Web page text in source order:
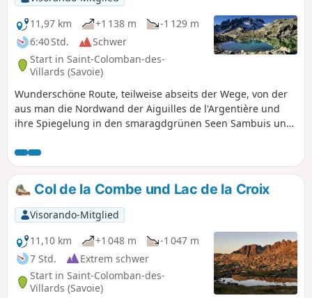
11,97 km
+1 138 m
-1 129 m
6:40 Std.
Schwer
Start in Saint-Colomban-des-
Villards (Savoie)
Wunderschöne Route, teilweise abseits der Wege, von der
aus man die Nordwand der Aiguilles de l'Argentière und
ihre Spiegelung in den smaragdgrünen Seen Sambuis und
tummeln sich auf den Felsen über den Seen. Diese
Wanderung ist bis auf den Höhenunterschied und die
Suche nach der Route (4 km ohne Markierungen) nicht
schwierig.
Col de la Combe und Lac de la Croix
Visorando-Mitglied
11,10 km
+1 048 m
-1 047 m
7 Std.
Extrem schwer
Start in Saint-Colomban-des-
Villards (Savoie)